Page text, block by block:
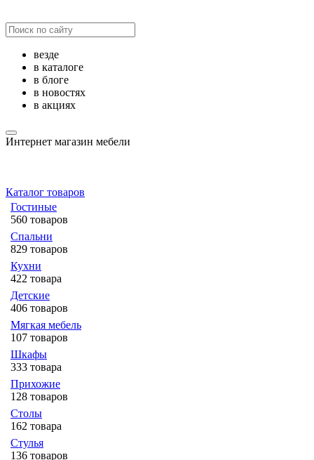
везде
в каталоге
в блоге
в новостях
в акциях
Интернет магазин мебели
Каталог товаров
Гостиные
560 товаров
Спальни
829 товаров
Кухни
422 товара
Детские
406 товаров
Мягкая мебель
107 товаров
Шкафы
333 товара
Прихожие
128 товаров
Столы
162 товара
Стулья
136 товаров